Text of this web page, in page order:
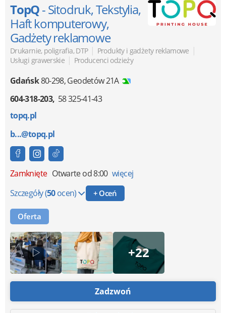
TopQ- Sitodruk, Tekstylia,
Haft komputerowy,
Gadżety reklamowe
Drukarnie, poligrafia, DTP | Produkty i gadżety reklamowe |
Usługi grawerskie | Producenci odzieży
Gdańsk80-298,Geodetów 21A
604-318-203 58 325-41-43
topq.pl
b...@topq.pl
Zamknięte Otwarte od 8:00 więcej
Szczegóły(50ocen) + Oceń
Oferta
+22
Zadzwoń